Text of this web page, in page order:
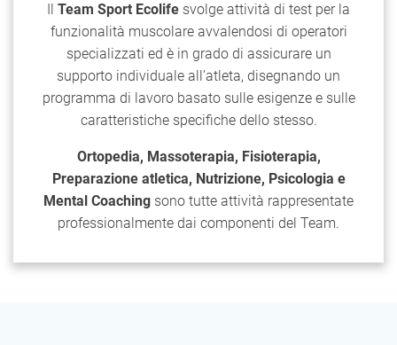
Il Team Sport Ecolife svolge attività di test per la
funzionalità muscolare avvalendosi di operatori
specializzati ed è in grado di assicurare un
supporto individuale all’atleta, disegnando un
programma di lavoro basato sulle esigenze e sulle
caratteristiche specifiche dello stesso.
Ortopedia, Massoterapia, Fisioterapia,
Preparazione atletica, Nutrizione, Psicologia e
Mental Coaching sono tutte attività rappresentate
professionalmente dai componenti del Team.